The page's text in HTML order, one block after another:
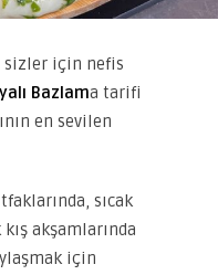
için nefis
Bazlama tarifi
en sevilen
sıcak
akşamlarında
için